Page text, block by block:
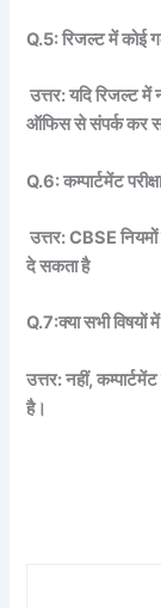
Q.5: रिजल्ट में कोई
उत्तर: यदि रिजल्ट में
ऑफिस से संपर्क कर
Q.6: कम्पार्टमेंट
उत्तर: CBSE
दे सकता है
Q.7:क्या सभी विषयों में
उत्तर: नहीं,
है।